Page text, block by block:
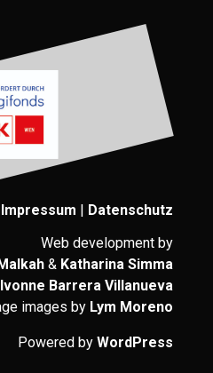
Impressum
Datenschutz
Web development by
& Katharina Simma
Ivonne Barrera Villanueva
images by Lym Moreno
Powered byWordPress